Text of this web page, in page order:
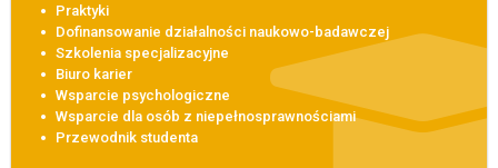
Praktyki
Dofinansowanie działalności naukowo-badawczej
Szkolenia specjalizacyjne
Biuro karier
Wsparcie psychologiczne
Wsparcie dla osób z niepełnosprawnościami
Przewodnik studenta